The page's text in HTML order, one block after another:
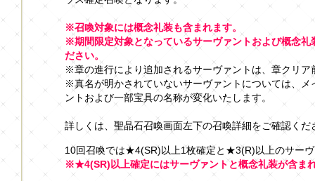
※召喚対象には概念礼装も含まれます。
※期間限定対象となっているサーヴァントおよび概念
ださい。
※章の進行により追加されるサーヴァントは、章クリア
※真名が明かされていないサーヴァントについては、
ントおよび一部宝具の名称が変化いたします。
詳しくは、聖晶石召喚画面左下の召喚詳細をご確認くだ
10回召喚では★4(SR)以上1枚確定と★3(R)以上のサー
※★4(SR)以上確定にはサーヴァントと概念礼装が含ま